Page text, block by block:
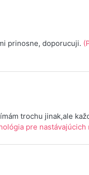
prinosne, doporucuji.
trochu jinak,ale
pre nastávajúcich